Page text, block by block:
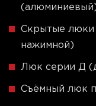
Скрытые люки
нажимной)
Люк серии Д
Съёмный люк